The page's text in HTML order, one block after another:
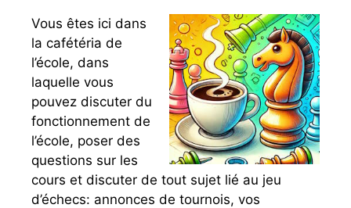
Vous êtes ici dans
la cafétéria de
l’école, dans
laquelle vous
pouvez discuter du
fonctionnement de
l’école, poser des
questions sur les
cours et discuter de tout sujet lié au jeu
d’échecs: annonces de tournois, vos